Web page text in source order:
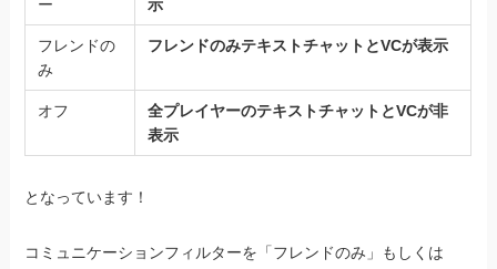
ー 示
フレンドの
み
フレンドのみテキストチャットとVCが表示
オフ
全プレイヤーのテキストチャットとVCが非
表示
となっています！
コミュニケーションフィルターを「フレンドのみ」もしくは